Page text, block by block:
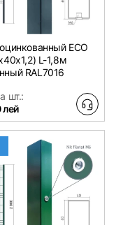
ЕСО
L-1,8м
RAL7016
шт.:
лей